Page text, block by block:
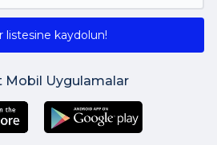
listesine kaydolun!
Mobil Uygulamalar